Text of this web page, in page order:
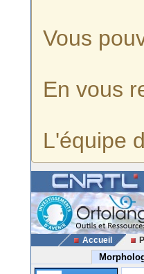
Vous
En vous
L'équipe
Accueil